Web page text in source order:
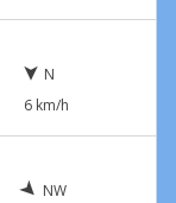
N
6 km/h
NW